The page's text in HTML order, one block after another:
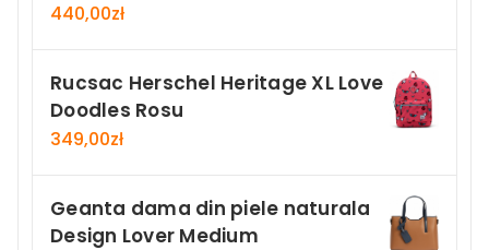
440,00zł
Rucsac Herschel Heritage XL Love
Doodles Rosu
349,00zł
Geanta dama din piele naturala
Design Lover Medium